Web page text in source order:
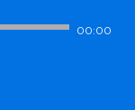
00:00